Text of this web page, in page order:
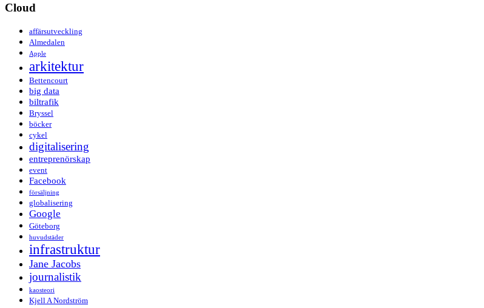
Cloud
affärsutveckling
Almedalen
Apple
arkitektur
Bettencourt
big data
biltrafik
Bryssel
böcker
cykel
digitalisering
entreprenörskap
event
Facebook
försäljning
globalisering
Google
Göteborg
huvudstäder
infrastruktur
Jane Jacobs
journalistik
kaosteori
Kjell A Nordström